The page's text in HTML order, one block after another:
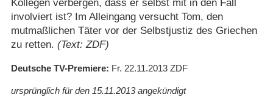
Kollegen verbergen, dass er selbst mit in den Fall
involviert ist? Im Alleingang versucht Tom, den
mutmaßlichen Täter vor der Selbstjustiz des Griechen
zu retten. (Text: ZDF)
Deutsche TV-Premiere Fr. 22.11.2013 ZDF
ursprünglich für den 15.11.2013 angekündigt